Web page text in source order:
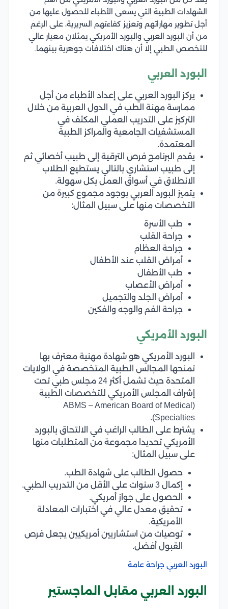
الشهادات الطبية التي يسعى الأطباء للحصول عليها من
أجل تطوير مهاراتهم وتعزيز كفاءتهم السريرية، على الرغم
من أن البورد العربي والبورد الأمريكي يمثلان معيار عالي
للتخصص الطبي إلا أن هناك اختلافات جوهرية بينهما.
البورد العربي
يركز البورد العربي على إعداد الأطباء من أجل
ممارسة مهنة الطب في الدول العربية من خلال
التركيز على التدريب العملي المكثف في
المستشفيات الجامعية والمراكز الطبية
المعتمدة.
يقدم البرنامج فرص الترقية إلى طبيب أخصائي ثم
إلى طبيب استشاري بالتالي يستطيع الطلاب
الانطلاق في أسواق العمل بكل سهولة.
يتميز البورد العربي بوجود مجموع كبيرة من
التخصصات منها على سبيل المثال:
طب الأسرة
جراحة القلب
جراحة العظام
أمراض القلب عند الأطفال
طب الأطفال
أمراض الأعصاب
أمراض الجلد والتجميل
جراحة الفم والوجه والفكين
البورد الأمريكي
البورد الأمريكي هو شهادة مهنية معترف بها
تمنحها المجالس الطبية المتخصصة في الولايات
المتحدة حيث تشمل أكثر 24 مجلس طبي تحت
إشراف المجلس الأمريكي للتخصصات الطبية
(ABMS – American Board of Medical
Specialties).
يشترط على الطالب الراغب في الالتحاق بالبورد
الأمريكي تحديدا مجموعة من المتطلبات منها
على سبيل المثال:
حصول الطالب على شهادة الطب.
إكمال 3 سنوات على الأقل من التدريب الطبي.
الحصول على جواز أمريكي.
تحقيق معدل عالي في اختبارات المعادلة
الأمريكية.
توصيات من استشاريين أمريكيين يجعل فرص
القبول أفضل.
البورد العربي جراحة عامة
البورد العربي مقابل الماجستير